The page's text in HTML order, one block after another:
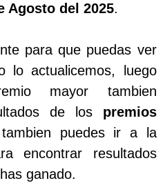
Agosto del 2025.
para que puedas ver
lo actualicemos, luego
mayor tambien
de los premios
puedes ir a la
encontrar resultados
ganado.